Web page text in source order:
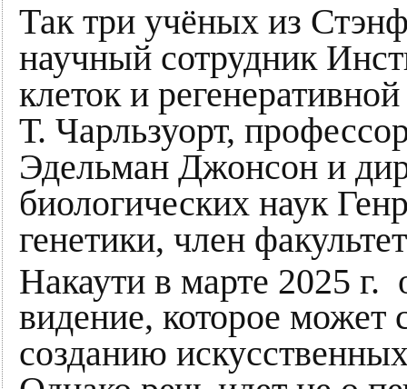
Так три учёных из
научный сотрудник
клеток и
Т. Чарльзуорт,
Эдельман Джонсон и
биологических наук
генетики, член
Накаути в марте 2025 г.
видение, которое может
созданию